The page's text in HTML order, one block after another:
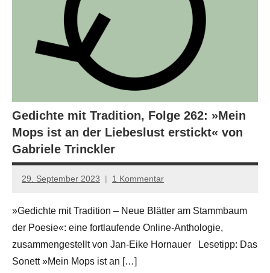
Gedichte mit Tradition, Folge 262: »Mein
Mops ist an der Liebeslust erstickt« von
Gabriele Trinckler
29. September 2023
Jan-
Hornauer
für
dasgedichtblog
1 Kommentar
»Gedichte mit Tradition – Neue Blätter am Stammbaum
der Poesie«: eine fortlaufende Online-Anthologie,
zusammengestellt von Jan-Eike Hornauer Lesetipp: Das
Sonett »Mein Mops ist an […]